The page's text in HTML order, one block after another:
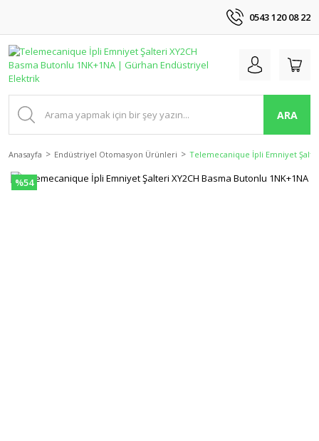
0543 120 08 22
ARA
Anasayfa Endüstriyel Otomasyon Ürünleri Telemecanique İpli Emniyet
%54